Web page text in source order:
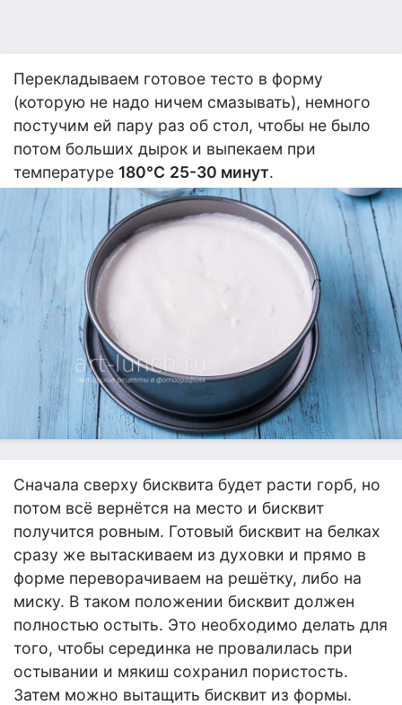
Перекладываем готовое тесто в форму
(которую не надо ничем смазывать), немного
постучим ей пару раз об стол, чтобы не было
потом больших дырок и выпекаем при
температуре 180°С 25-30 минут.
Сначала сверху бисквита будет расти горб, но
потом всё вернётся на место и бисквит
получится ровным. Готовый бисквит на белках
сразу же вытаскиваем из духовки и прямо в
форме переворачиваем на решётку, либо на
миску. В таком положении бисквит должен
полностью остыть. Это необходимо делать для
того, чтобы серединка не провалилась при
остывании и мякиш сохранил пористость.
Затем можно вытащить бисквит из формы.